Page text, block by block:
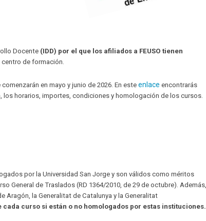
Docente (IDD) por el que los afiliados a FEUSO tienen
de formación.
en mayo y junio de 2026. En esteenlace encontrarás
horarios, importes, condiciones y homologación de los cursos.
por la Universidad San Jorge y son válidos como méritos
General de Traslados (RD 1364/2010, de 29 de octubre). Además,
la Generalitat de Catalunya y la Generalitat
curso si están o no homologados por estas instituciones.